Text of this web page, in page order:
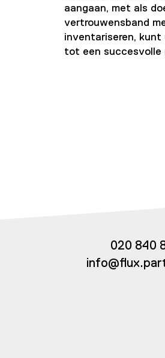
aangaan, met als
vertrouwensband
inventariseren,
tot een succesvolle
020 840